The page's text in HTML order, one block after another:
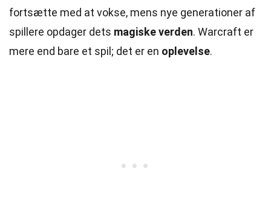
fortsætte med at vokse, mens nye generationer af
spillere opdager dets magiske verden. Warcraft er
mere end bare et spil; det er en oplevelse.